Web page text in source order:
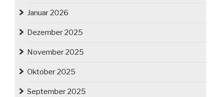
Januar 2026
Dezember 2025
November 2025
Oktober 2025
September 2025